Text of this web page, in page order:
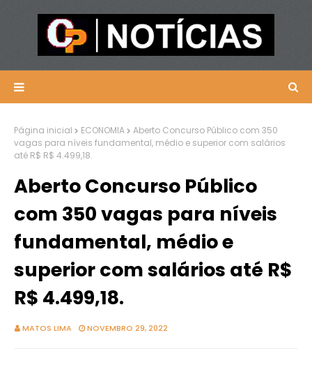
Página inicial ECONOMIA
Aberto Concurso Público com 350
vagas para níveis fundamental, médio e superior com salários
até R$ R$ 4.499,18.
Aberto Concurso Público
com 350 vagas para níveis
fundamental, médio e
superior com salários até R$
R$ 4.499,18.
MATOS LIMA NOVEMBRO 29, 2022